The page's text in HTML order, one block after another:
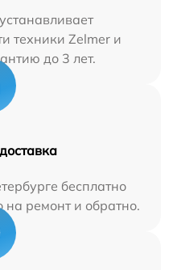
техники Zelmer и
до 3 лет.
бесплатно
на ремонт и обратно.